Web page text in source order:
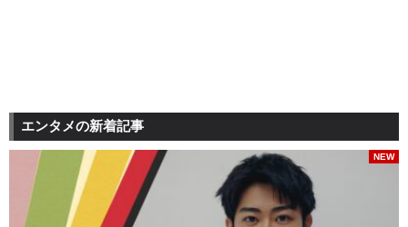
エンタメの新着記事
NEW